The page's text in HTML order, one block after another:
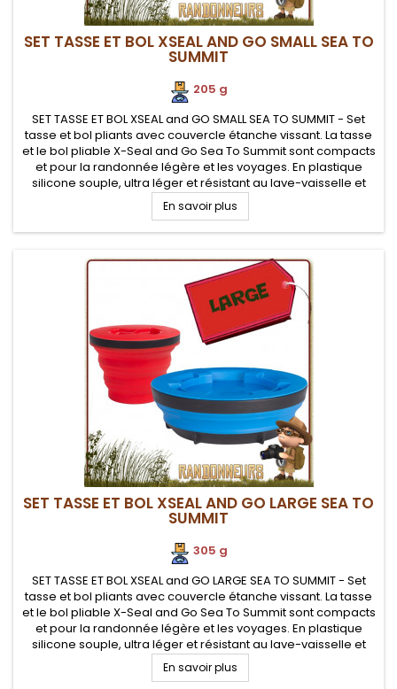
SET TASSE ET BOL XSEAL AND GO SMALL SEA TO
SUMMIT
205 g
SET TASSE ET BOL XSEAL and GO SMALL SEA TO SUMMIT - Set
tasse et bol pliants avec couvercle étanche vissant. La tasse
et le bol pliable X-Seal and Go Sea To Summit sont compacts
et pour la randonnée légère et les voyages. En plastique
silicone souple, ultra léger et résistant au lave-vaisselle et
mirco-ondes Parois souples et repliables en silicone...
En savoir plus
SET TASSE ET BOL XSEAL AND GO LARGE SEA TO
SUMMIT
305 g
SET TASSE ET BOL XSEAL and GO LARGE SEA TO SUMMIT - Set
tasse et bol pliants avec couvercle étanche vissant. La tasse
et le bol pliable X-Seal and Go Sea To Summit sont compacts
et pour la randonnée légère et les voyages. En plastique
silicone souple, ultra léger et résistant au lave-vaisselle et
mirco-ondes Parois souples et repliables en silicone...
En savoir plus